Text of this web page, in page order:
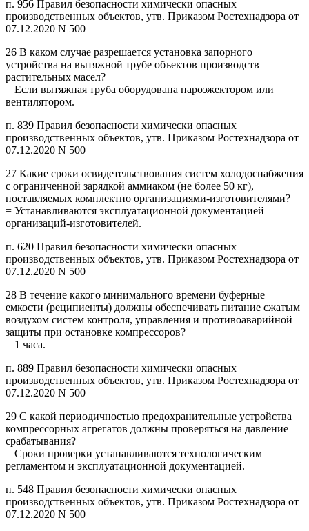
п. 956 Правил безопасности химически опасных
производственных объектов, утв. Приказом Ростехнадзора от
07.12.2020 N 500
26 В каком случае разрешается установка запорного
устройства на вытяжной трубе объектов производств
растительных масел?
= Если вытяжная труба оборудована пароэжектором или
вентилятором.
п. 839 Правил безопасности химически опасных
производственных объектов, утв. Приказом Ростехнадзора от
07.12.2020 N 500
27 Какие сроки освидетельствования систем холодоснабжения
с ограниченной зарядкой аммиаком (не более 50 кг),
поставляемых комплектно организациями-изготовителями?
= Устанавливаются эксплуатационной документацией
организаций-изготовителей.
п. 620 Правил безопасности химически опасных
производственных объектов, утв. Приказом Ростехнадзора от
07.12.2020 N 500
28 В течение какого минимального времени буферные
емкости (реципиенты) должны обеспечивать питание сжатым
воздухом систем контроля, управления и противоаварийной
защиты при остановке компрессоров?
= 1 часа.
п. 889 Правил безопасности химически опасных
производственных объектов, утв. Приказом Ростехнадзора от
07.12.2020 N 500
29 С какой периодичностью предохранительные устройства
компрессорных агрегатов должны проверяться на давление
срабатывания?
= Сроки проверки устанавливаются технологическим
регламентом и эксплуатационной документацией.
п. 548 Правил безопасности химически опасных
производственных объектов, утв. Приказом Ростехнадзора от
07.12.2020 N 500